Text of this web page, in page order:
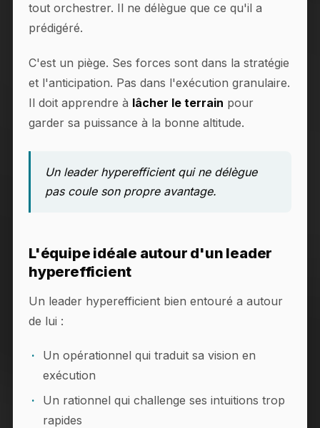
tout orchestrer. Il ne délègue que ce qu'il a
prédigéré.
C'est un piège. Ses forces sont dans la stratégie
et l'anticipation. Pas dans l'exécution granulaire.
Il doit apprendre à lâcher le terrain pour
garder sa puissance à la bonne altitude.
Un leader hyperefficient qui ne délègue
pas coule son propre avantage.
L'équipe idéale autour d'un leader
hyperefficient
Un leader hyperefficient bien entouré a autour
de lui :
Un opérationnel qui traduit sa vision en
exécution
Un rationnel qui challenge ses intuitions trop
rapides